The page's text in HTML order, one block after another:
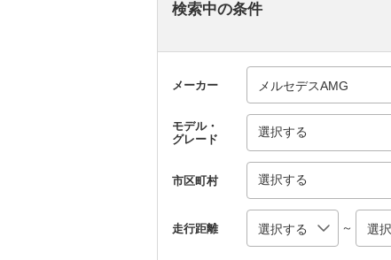
検索中の条件
メーカー
モデル・
グレード
選択する
市区町村 選択する
走行距離 ～